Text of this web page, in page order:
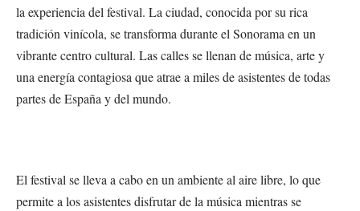
la experiencia del festival. La ciudad, conocida por su rica
tradición vinícola, se transforma durante el Sonorama en un
vibrante centro cultural. Las calles se llenan de música, arte y
una energía contagiosa que atrae a miles de asistentes de todas
partes de España y del mundo.
El festival se lleva a cabo en un ambiente al aire libre, lo que
permite a los asistentes disfrutar de la música mientras se